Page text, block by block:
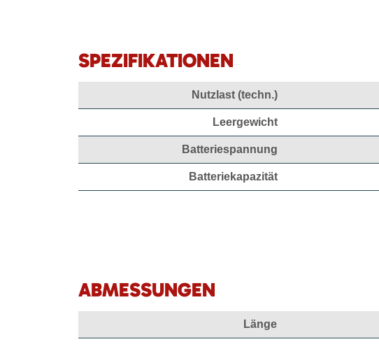
SPEZIFIKATIONEN
Nutzlast (techn.)
Leergewicht
Batteriespannung
Batteriekapazität
ABMESSUNGEN
Länge